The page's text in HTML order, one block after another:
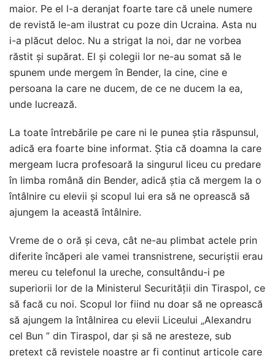
maior. Pe el l-a deranjat foarte tare că unele numere
de revistă le-am ilustrat cu poze din Ucraina. Asta nu
i-a plăcut deloc. Nu a strigat la noi, dar ne vorbea
răstit și supărat. El și colegii lor ne-au somat să le
spunem unde mergem în Bender, la cine, cine e
persoana la care ne ducem, de ce ne ducem la ea,
unde lucrează.
La toate întrebările pe care ni le punea știa răspunsul,
adică era foarte bine informat. Știa că doamna la care
mergeam lucra profesoară la singurul liceu cu predare
în limba română din Bender, adică știa că mergem la o
întâlnire cu elevii și scopul lui era să ne oprească să
ajungem la această întâlnire.
Vreme de o oră și ceva, cât ne-au plimbat actele prin
diferite încăperi ale vamei transnistrene, securiștii erau
mereu cu telefonul la ureche, consultându-i pe
superiorii lor de la Ministerul Securității din Tiraspol, ce
să facă cu noi. Scopul lor fiind nu doar să ne oprească
să ajungem la întâlnirea cu elevii Liceului „Alexandru
cel Bun ” din Tiraspol, dar și să ne aresteze, sub
pretext că revistele noastre ar fi conținut articole care